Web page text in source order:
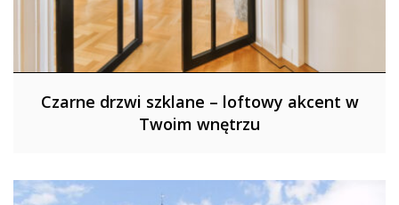
Czarne drzwi szklane – loftowy akcent w
Twoim wnętrzu